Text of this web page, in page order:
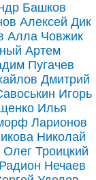
Башков
Алексей Дик
Алла Човжик
Артем
Пугачев
Дмитрий
Игорь
Илья
Ларионов
Николай
Олег Троицкий
Радион Нечаев